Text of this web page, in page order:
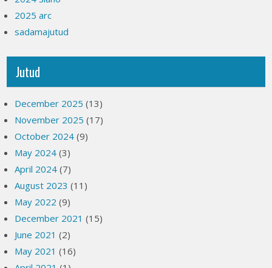
2025 arc
sadamajutud
Jutud
December 2025 (13)
November 2025 (17)
October 2024 (9)
May 2024 (3)
April 2024 (7)
August 2023 (11)
May 2022 (9)
December 2021 (15)
June 2021 (2)
May 2021 (16)